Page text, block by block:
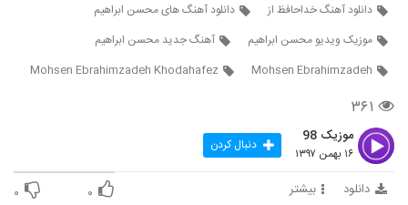
آهنگ محسن ابراهیم زاده بنام گرداب
(رمیکس)
۷۵۵ بازدید
1137
محسن ابراهیم زاده آهنگ تو بگو
دانلود آهنگ خداحافظ از
دانلود آهنگ های محسن ابراهیم
موزیک ویدیو محسن ابراهیم
آهنگ جدید محسن ابراهیم
Mohsen Ebrahimzadeh
Mohsen Ebrahimzadeh Khodahafez
۳۶۱
موزیک 98
۱۶ بهمن ۱۳۹۷ دنبال کردن
دانلود بیشتر ۰ ۰